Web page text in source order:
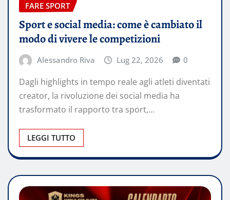
FARE SPORT
Sport e social media: come è cambiato il
modo di vivere le competizioni
Alessandro Riva Lug 22, 2026 0
Dagli highlights in tempo reale agli atleti diventati
creator, la rivoluzione dei social media ha
trasformato il rapporto tra sport,…
LEGGI TUTTO